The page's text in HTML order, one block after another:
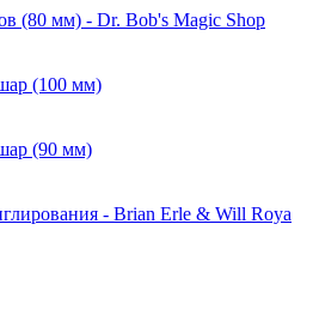
(80 мм) - Dr. Bob's Magic Shop
(100 мм)
(90 мм)
- Brian Erle & Will Roya